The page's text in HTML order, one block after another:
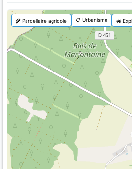
🌾 Parcellaire agricole 📋 Urbanisme 🚜